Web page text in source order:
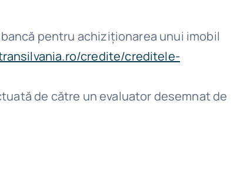
pentru achiziționarea unui imobil
credite/creditele-
de către un evaluator desemnat de